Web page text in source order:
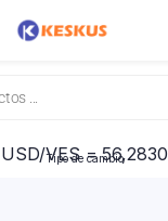
Tipo de cambio
USD/VES = 56,2830